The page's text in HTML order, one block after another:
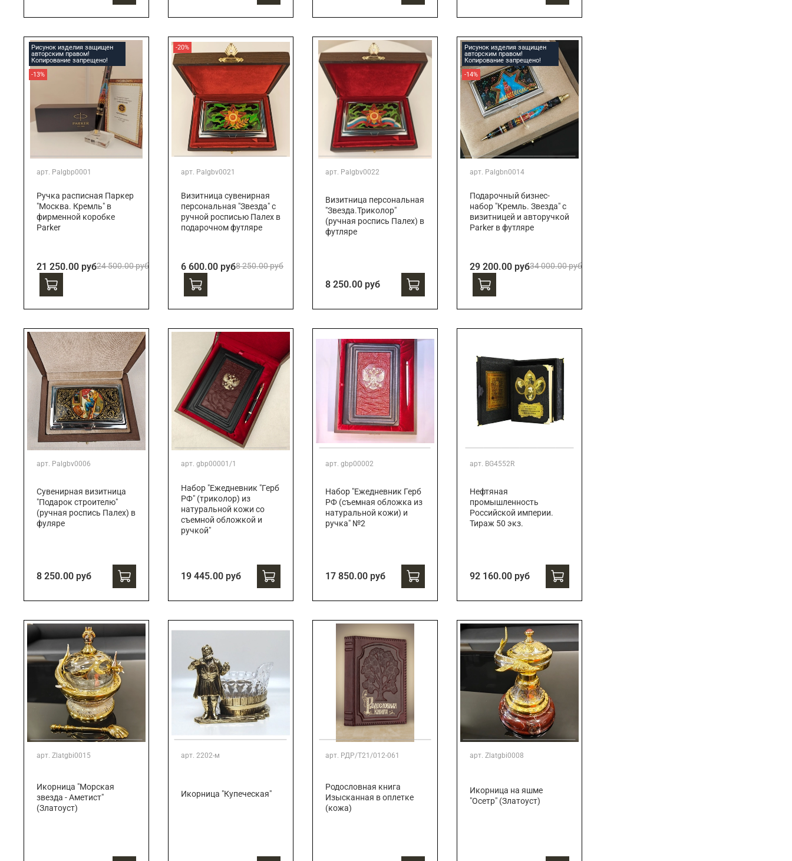
Рисунок изделия защищен
авторским правом!
Копирование запрещено!
-13%
арт. Palgbp0001
Ручка расписная Паркер
"Москва. Кремль" в
фирменной коробке
Parker
21 250.00 руб24 500.00 руб
-20%
арт. Palgbv0021
Визитница сувенирная
персональная "Звезда" с
ручной росписью Палех в
подарочном футляре
6 600.00 руб8 250.00 руб
арт. Palgbv0022
Визитница персональная
"Звезда.Триколор"
(ручная роспись Палех) в
футляре
8 250.00 руб
Рисунок изделия защищен
авторским правом!
Копирование запрещено!
-14%
арт. Palgbn0014
Подарочный бизнес-
набор "Кремль. Звезда" с
визитницей и авторучкой
Parker в футляре
29 200.00 руб34 000.00 руб
арт. Palgbv0006
Сувенирная визитница
"Подарок строителю"
(ручная роспись Палех) в
фуляре
8 250.00 руб
арт. gbp00001/1
Набор "Ежедневник "Герб
РФ" (триколор) из
натуральной кожи со
съемной обложкой и
ручкой"
19 445.00 руб
арт. gbp00002
Набор "Ежедневник Герб
РФ (съемная обложка из
натуральной кожи) и
ручка" №2
17 850.00 руб
арт. BG4552R
Нефтяная
промышленность
Российской империи.
Тираж 50 экз.
92 160.00 руб
арт. Zlatgbi0015
Икорница "Морская
звезда - Аметист"
(Златоуст)
арт. 2202-м
Икорница "Купеческая"
арт. РДР/Т21/012-061
Родословная книга
Изысканная в оплетке
(кожа)
арт. Zlatgbi0008
Икорница на яшме
"Осетр" (Златоуст)